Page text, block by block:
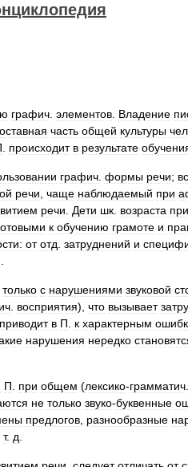
графич элементов Владение
часть общей культуры
происходит в результате
графич формы речи;
речи чаще наблюдаемый при
речи Дети шк возраста при
к обучению грамоте и
от отд затруднений и
только с нарушениями звуковой
восприятия), что вызывает
приводит в П к характерным
нарушения нередко
П при общем (лексико-грамматич
не только звуко-буквенные
предлогов разнообразные
т. д